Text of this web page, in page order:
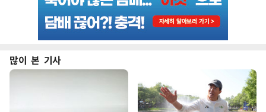
많이 본 기사